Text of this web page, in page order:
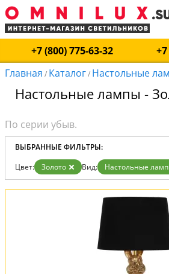
+7 (800) 775-63-32
Главная / Каталог/ Настольные
Настольные лампы -
ВЫБРАННЫЕ ФИЛЬТРЫ:
Цвет: Золото Вид: Настольные